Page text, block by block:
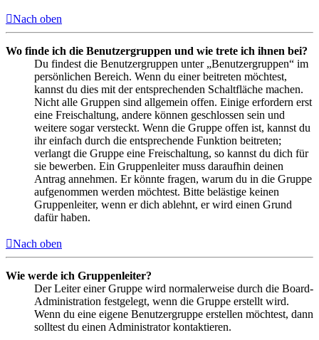
Nach oben
Wo finde ich die Benutzergruppen und wie trete ich ihnen bei?
Du findest die Benutzergruppen unter „Benutzergruppen“ im
persönlichen Bereich. Wenn du einer beitreten möchtest,
kannst du dies mit der entsprechenden Schaltfläche machen.
Nicht alle Gruppen sind allgemein offen. Einige erfordern erst
eine Freischaltung, andere können geschlossen sein und
weitere sogar versteckt. Wenn die Gruppe offen ist, kannst du
ihr einfach durch die entsprechende Funktion beitreten;
verlangt die Gruppe eine Freischaltung, so kannst du dich für
sie bewerben. Ein Gruppenleiter muss daraufhin deinen
Antrag annehmen. Er könnte fragen, warum du in die Gruppe
aufgenommen werden möchtest. Bitte belästige keinen
Gruppenleiter, wenn er dich ablehnt, er wird einen Grund
dafür haben.
Nach oben
Wie werde ich Gruppenleiter?
Der Leiter einer Gruppe wird normalerweise durch die Board-
Administration festgelegt, wenn die Gruppe erstellt wird.
Wenn du eine eigene Benutzergruppe erstellen möchtest, dann
solltest du einen Administrator kontaktieren.